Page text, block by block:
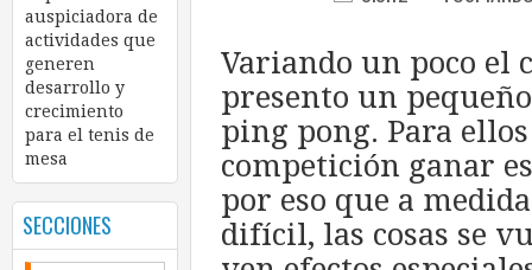
auspiciadora de
actividades que
generen
desarrollo y
crecimiento
para el tenis de
mesa
SECCIONES
Variando un poco el
presento un
ping pong. Para
competición ganar
por eso que a
difícil, las cosas se